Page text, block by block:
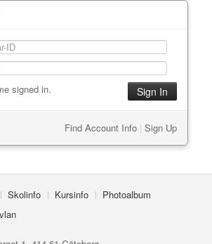
signed in.
Find Account Info | Sign Up
Skolinfo Kursinfo
Photoalbum